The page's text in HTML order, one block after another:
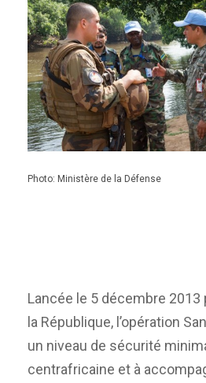
Photo: Ministère de la Défense
Lancée le 5 décembre 2013
la République, l’opération
un niveau de sécurité
centrafricaine et à